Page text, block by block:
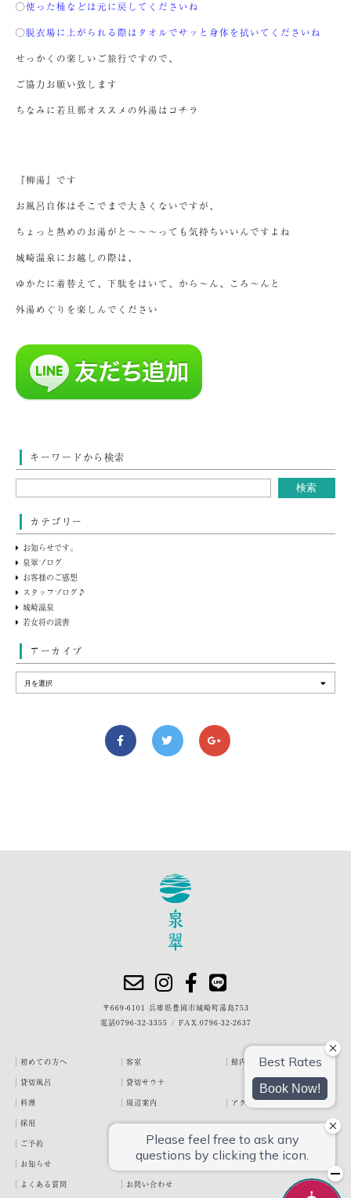
◯使った桶などは元に戻してくださいね
◯脱衣場に上がられる際はタオルでサッと身体を拭いてくださいね
せっかくの楽しいご旅行ですので、
ご協力お願い致します
ちなみに若旦那オススメの外湯はコチラ
『柳湯』です
お風呂自体はそこでまで大きくないですが、
ちょっと熱めのお湯がと～～～っても気持ちいいんですよね
城崎温泉にお越しの際は、
ゆかたに着替えて、下駄をはいて、から～ん、ころ～んと
外湯めぐりを楽しんでください
キーワードから検索
カテゴリー
お知らせです。
泉翠ブログ
お客様のご感想
スタッフブログ♪
城崎温泉
若女将の読書
アーカイブ
〒669-6101 兵庫県豊岡市城崎町湯島753
電話0796-32-3355 / FAX.0796-32-2637
初めての方へ 客室
館内・施設
貸切風呂
貸切サウナ
料理
周辺案内
アクセス
採用
ご予約
宿泊約款
プライバシーポリシー
お知らせ
お客様の声
泉翠ブログ
よくある質問
お問い合わせ